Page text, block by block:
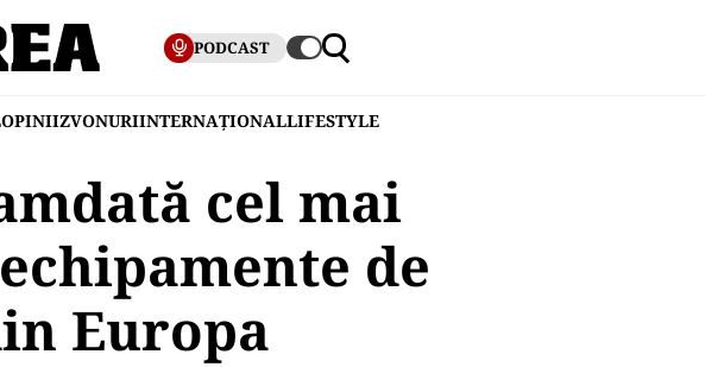
PODCAST
OPINIIZVONURIINTERNAȚIONALLIFESTYLE
cel mai
de
Europa